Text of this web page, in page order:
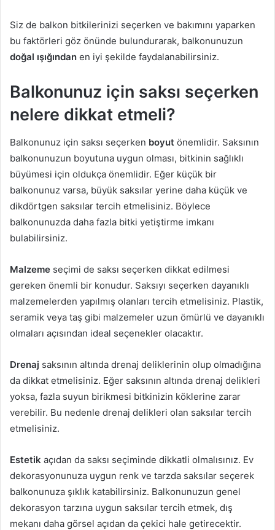
Siz de balkon bitkilerinizi seçerken ve bakımını yaparken
bu faktörleri göz önünde bulundurarak, balkonunuzun
doğal ışığından en iyi şekilde faydalanabilirsiniz.
Balkonunuz için saksı seçerken
nelere dikkat etmeli?
Balkonunuz için saksı seçerken boyut önemlidir. Saksının
balkonunuzun boyutuna uygun olması, bitkinin sağlıklı
büyümesi için oldukça önemlidir. Eğer küçük bir
balkonunuz varsa, büyük saksılar yerine daha küçük ve
dikdörtgen saksılar tercih etmelisiniz. Böylece
balkonunuzda daha fazla bitki yetiştirme imkanı
bulabilirsiniz.
Malzeme seçimi de saksı seçerken dikkat edilmesi
gereken önemli bir konudur. Saksıyı seçerken dayanıklı
malzemelerden yapılmış olanları tercih etmelisiniz. Plastik,
seramik veya taş gibi malzemeler uzun ömürlü ve dayanıklı
olmaları açısından ideal seçenekler olacaktır.
Drenaj saksının altında drenaj deliklerinin olup olmadığına
da dikkat etmelisiniz. Eğer saksının altında drenaj delikleri
yoksa, fazla suyun birikmesi bitkinizin köklerine zarar
verebilir. Bu nedenle drenaj delikleri olan saksılar tercih
etmelisiniz.
Estetik açıdan da saksı seçiminde dikkatli olmalısınız. Ev
dekorasyonunuza uygun renk ve tarzda saksılar seçerek
balkonunuza şıklık katabilirsiniz. Balkonunuzun genel
dekorasyon tarzına uygun saksılar tercih etmek, dış
mekanı daha görsel açıdan da çekici hale getirecektir.